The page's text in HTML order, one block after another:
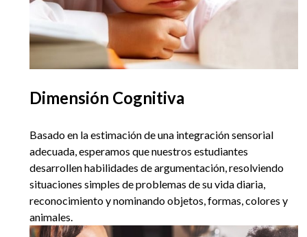
Dimensión Cognitiva
Basado en la estimación de una integración sensorial
adecuada, esperamos que nuestros estudiantes
desarrollen habilidades de argumentación, resolviendo
situaciones simples de problemas de su vida diaria,
reconocimiento y nominando objetos, formas, colores y
animales.